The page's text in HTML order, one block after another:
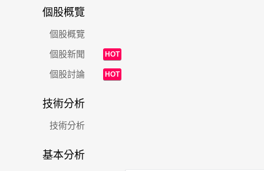
個股概覽
個股概覽
個股新聞
HOT
個股討論 HOT
技術分析
技術分析
基本分析